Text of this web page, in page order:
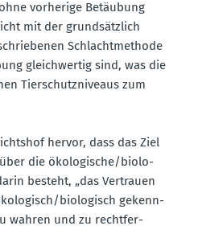
vorherige Betäubung
mit der grund­sätzlich
Schlacht­me­thode
gleich­wertig sind, was die
Tierschutz­ni­veaus zum
hervor, dass das Ziel
die ökolo­gische/biolo­
besteht, „das Vertrauen
biolo­gisch gekenn­
wahren und zu recht­fer­